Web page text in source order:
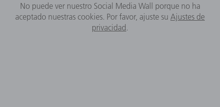
No puede ver nuestro Social Media Wall porque no ha
aceptado nuestras cookies. Por favor, ajuste su Ajustes de
privacidad.